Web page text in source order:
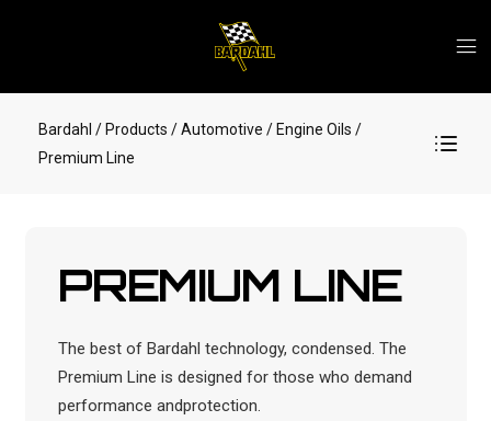
Bardahl / Products / Automotive / Engine Oils /
Premium Line
PREMIUM LINE
The best of Bardahl technology, condensed. The
Premium Line is designed for those who demand
performance andprotection.